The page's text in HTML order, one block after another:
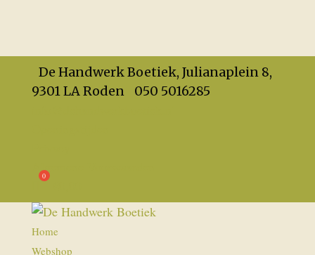
De Handwerk Boetiek, Julianaplein 8,
9301 LA Roden
050 5016285
Algemene Voorwaarden
Home
Webshop